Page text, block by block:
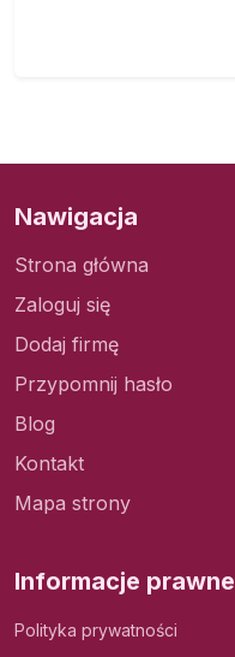
Nawigacja
Strona główna
Zaloguj się
Dodaj firmę
Przypomnij hasło
Blog
Kontakt
Mapa strony
Informacje prawne
Polityka prywatności